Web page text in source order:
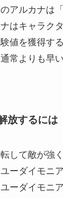
のアルカナは
はキャラク
値を獲得す
常よりも早
放するには
して敵が強
ーダイモニ
ーダイモニ